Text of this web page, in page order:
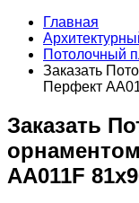
Главная
Потолочный
Заказать
Перфект
Заказать
AA011F